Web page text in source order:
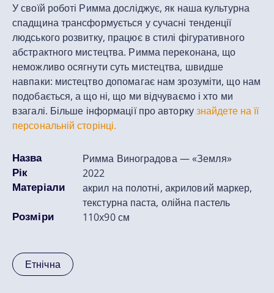
У своїй роботі Римма досліджує, як наша культурна
спадщина трансформується у сучасні тенденції
людського розвитку, працює в стилі фігуративного
абстрактного мистецтва. Римма переконана, що
неможливо осягнути суть мистецтва, швидше
навпаки: мистецтво допомагає нам зрозуміти, що нам
подобається, а що ні, що ми відчуваємо і хто ми
взагалі. Більше інформації про авторкузнайдете на її
персональній сторінці.
Назва Римма Виноградова — «Земля»
Рік 2022
Матеріали
акрил на полотні, акриловий маркер,
текстурна паста, олійна пастель
Розміри 110x90 см
Етнічна